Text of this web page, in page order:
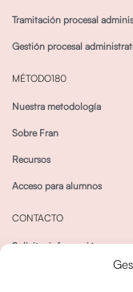
Tramitación procesal
Gestión procesal
MÉTODO180
Nuestra metodología
Sobre Fran
Recursos
Acceso para alumnos
CONTACTO
Solicitar información